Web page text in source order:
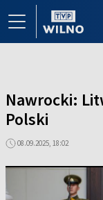
Nawrocki:
Polski
08.09.2025, 18:02